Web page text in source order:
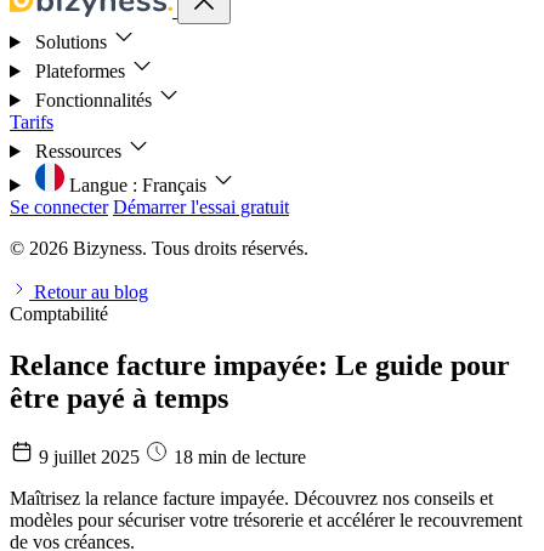
Solutions
Plateformes
Fonctionnalités
Tarifs
Ressources
Langue : Français
Se connecter Démarrer l'essai gratuit
© 2026 Bizyness. Tous droits réservés.
Retour au blog
Comptabilité
Relance facture impayée: Le guide pour
être payé à temps
9 juillet 2025
18 min de lecture
Maîtrisez la relance facture impayée. Découvrez nos conseils et
modèles pour sécuriser votre trésorerie et accélérer le recouvrement
de vos créances.